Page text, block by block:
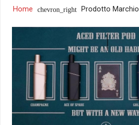
Home chevron_right Prodotto Marchio